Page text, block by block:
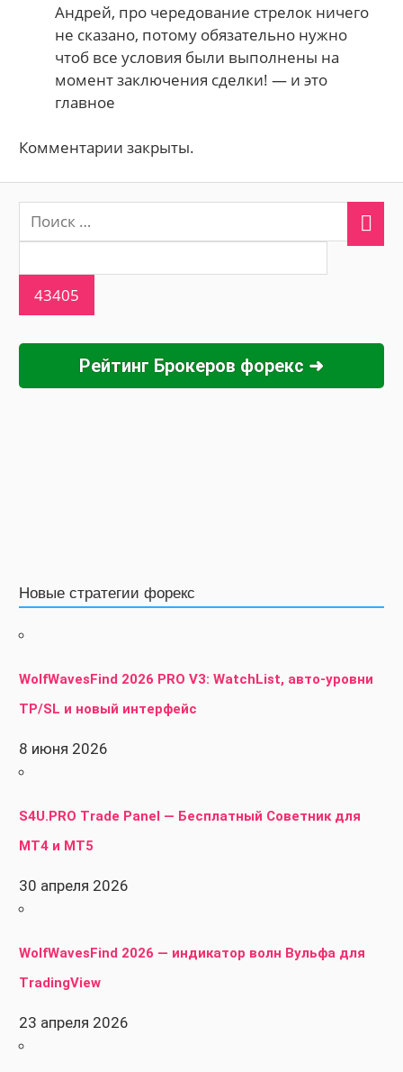
Андрей, про чередование стрелок ничего
не сказано, потому обязательно нужно
чтоб все условия были выполнены на
момент заключения сделки! — и это
главное
Комментарии закрыты.
Рейтинг Брокеров форекс ➜
Новые стратегии форекс
WolfWavesFind 2026 PRO V3: WatchList, авто-уровни
TP/SL и новый интерфейс
8 июня 2026
S4U.PRO Trade Panel — Бесплатный Советник для
MT4 и MT5
30 апреля 2026
WolfWavesFind 2026 — индикатор волн Вульфа для
TradingView
23 апреля 2026